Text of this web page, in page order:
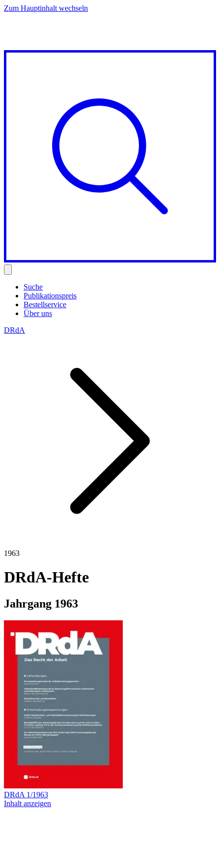
Zum Hauptinhalt wechseln
Suche
Publikationspreis
Bestellservice
Über uns
DRdA
1963
DRdA-Hefte
Jahrgang 1963
DRdA 1/1963
Inhalt anzeigen